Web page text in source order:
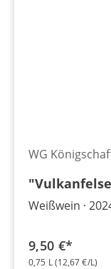
WG
Weißwein
9,50 €*
0,75 L(12,67 €/L)